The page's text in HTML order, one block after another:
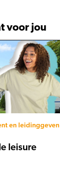
voor jou
en leidinggeven
leisure